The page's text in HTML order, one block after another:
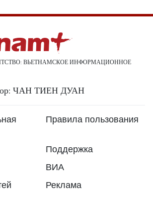
ВЬЕТНАМСКОЕ ИНФОРМАЦИОННОЕ
ЧАН ТИЕН ДУАН
Правила пользования
Поддержка
ВИА
Реклама